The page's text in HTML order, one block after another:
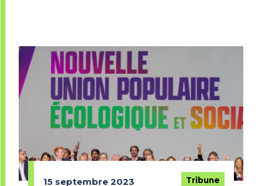
15 septembre 2023 Tribune